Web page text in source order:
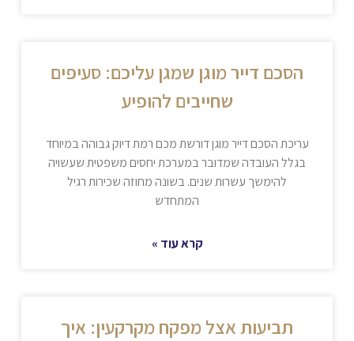
הסכם דייר מוגן שמגן עליכם: סעיפים
שחייבים להופיע
עריכת הסכם דייר מוגן דורשת מכם רמת דיוק גבוהה במיוחד
בגלל העובדה שמדובר במערכת יחסים משפטית שעשויה
להימשך עשרות שנים. בשונה מחוזה שכירות רגיל
המתחדש
קרא עוד »
תביעות אצל מפקח מקרקעין: איך